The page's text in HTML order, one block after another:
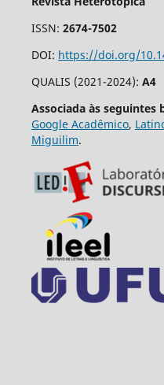
ISSN: 2674-7502
DOI: https://doi.org/
QUALIS (2021-2024): A4
Associada às seguintes
Google Acadêmico,
Miguilim.